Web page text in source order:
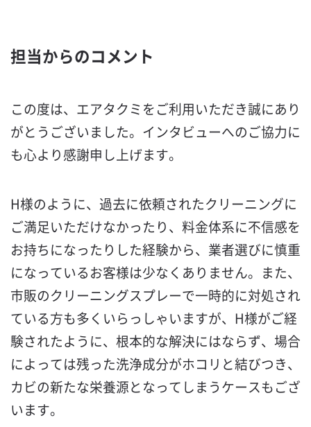
担当からのコメント
この度は、エアタクミをご利用いただき誠にあり
がとうございました。インタビューへのご協力に
も心より感謝申し上げます。
H様のように、過去に依頼されたクリーニングに
ご満足いただけなかったり、料金体系に不信感を
お持ちになったりした経験から、業者選びに慎重
になっているお客様は少なくありません。また、
市販のクリーニングスプレーで一時的に対処され
ている方も多くいらっしゃいますが、H様がご経
験されたように、根本的な解決にはならず、場合
によっては残った洗浄成分がホコリと結びつき、
カビの新たな栄養源となってしまうケースもござ
います。